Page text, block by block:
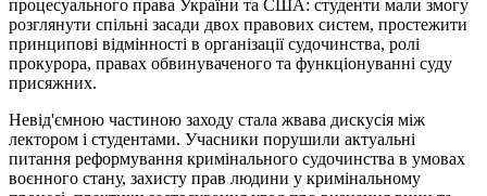
процесуального права України та США: студенти мали змогу
розглянути спільні засади двох правових систем, простежити
принципові відмінності в організації судочинства, ролі
прокурора, правах обвинуваченого та функціонуванні суду
присяжних.
Невід'ємною частиною заходу стала жвава дискусія між
лектором і студентами. Учасники порушили актуальні
питання реформування кримінального судочинства в умовах
воєнного стану, захисту прав людини у кримінальному